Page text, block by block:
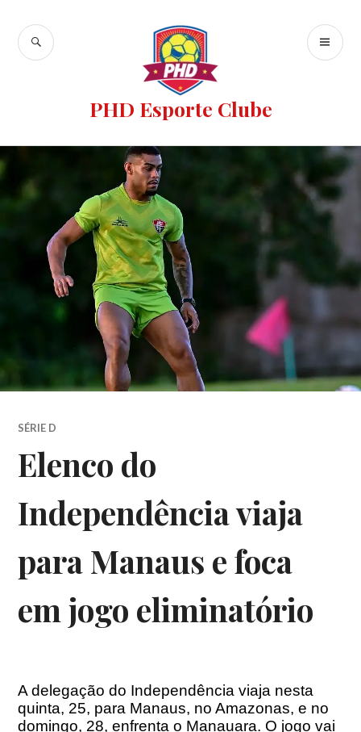
PHD Esporte Clube
SÉRIE D
Elenco do
Independência viaja
para Manaus e foca
em jogo eliminatório
A delegação do Independência viaja nesta
quinta, 25, para Manaus, no Amazonas, e no
domingo, 28, enfrenta o Manauara. O jogo vai